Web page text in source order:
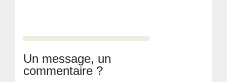
Un message, un
commentaire ?